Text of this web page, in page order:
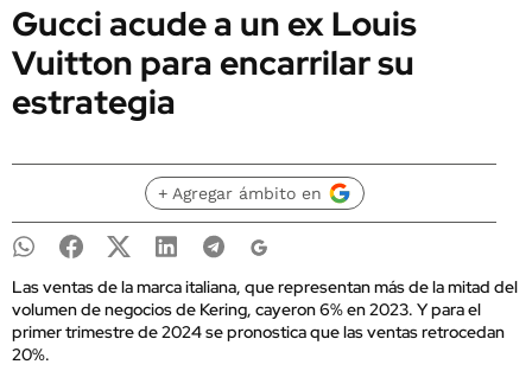
Gucci acude a un ex Louis
Vuitton para encarrilar su
estrategia
+ Agregar ámbito en
Las ventas de la marca italiana, que representan más de la mitad del
volumen de negocios de Kering, cayeron 6% en 2023. Y para el
primer trimestre de 2024 se pronostica que las ventas retrocedan
20%.